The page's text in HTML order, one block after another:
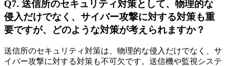
Q7. 送信所のセキュリティ対策として、物理的な
侵入だけでなく、サイバー攻撃に対する対策も重
要ですが、どのような対策が考えられますか？
送信所のセキュリティ対策は、物理的な侵入だけでなく、サ
イバー攻撃に対する対策も不可欠です。送信機や監視システ